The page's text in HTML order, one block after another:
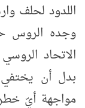
اللدود لحلف
وجده الروس
الاتحاد
بدل أن
مواجهة أيّ